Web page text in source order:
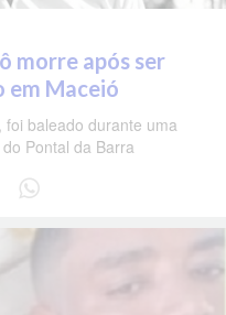
morre após ser
em Maceió
baleado durante uma
Pontal da Barra